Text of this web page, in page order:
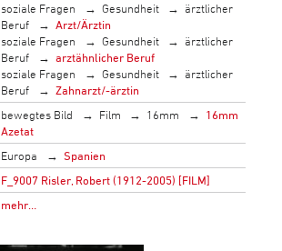
soziale Fragen
Gesundheit
ärztlicher
Beruf
Arzt/Ärztin
soziale Fragen
Gesundheit
ärztlicher
Beruf
arztähnlicher Beruf
soziale Fragen
Gesundheit
ärztlicher
Beruf
Zahnarzt/-ärztin
bewegtes Bild Film 16mm
16mm
Azetat
Europa
Spanien
F_9007 Risler, Robert (1912-2005) [FILM]
mehr…